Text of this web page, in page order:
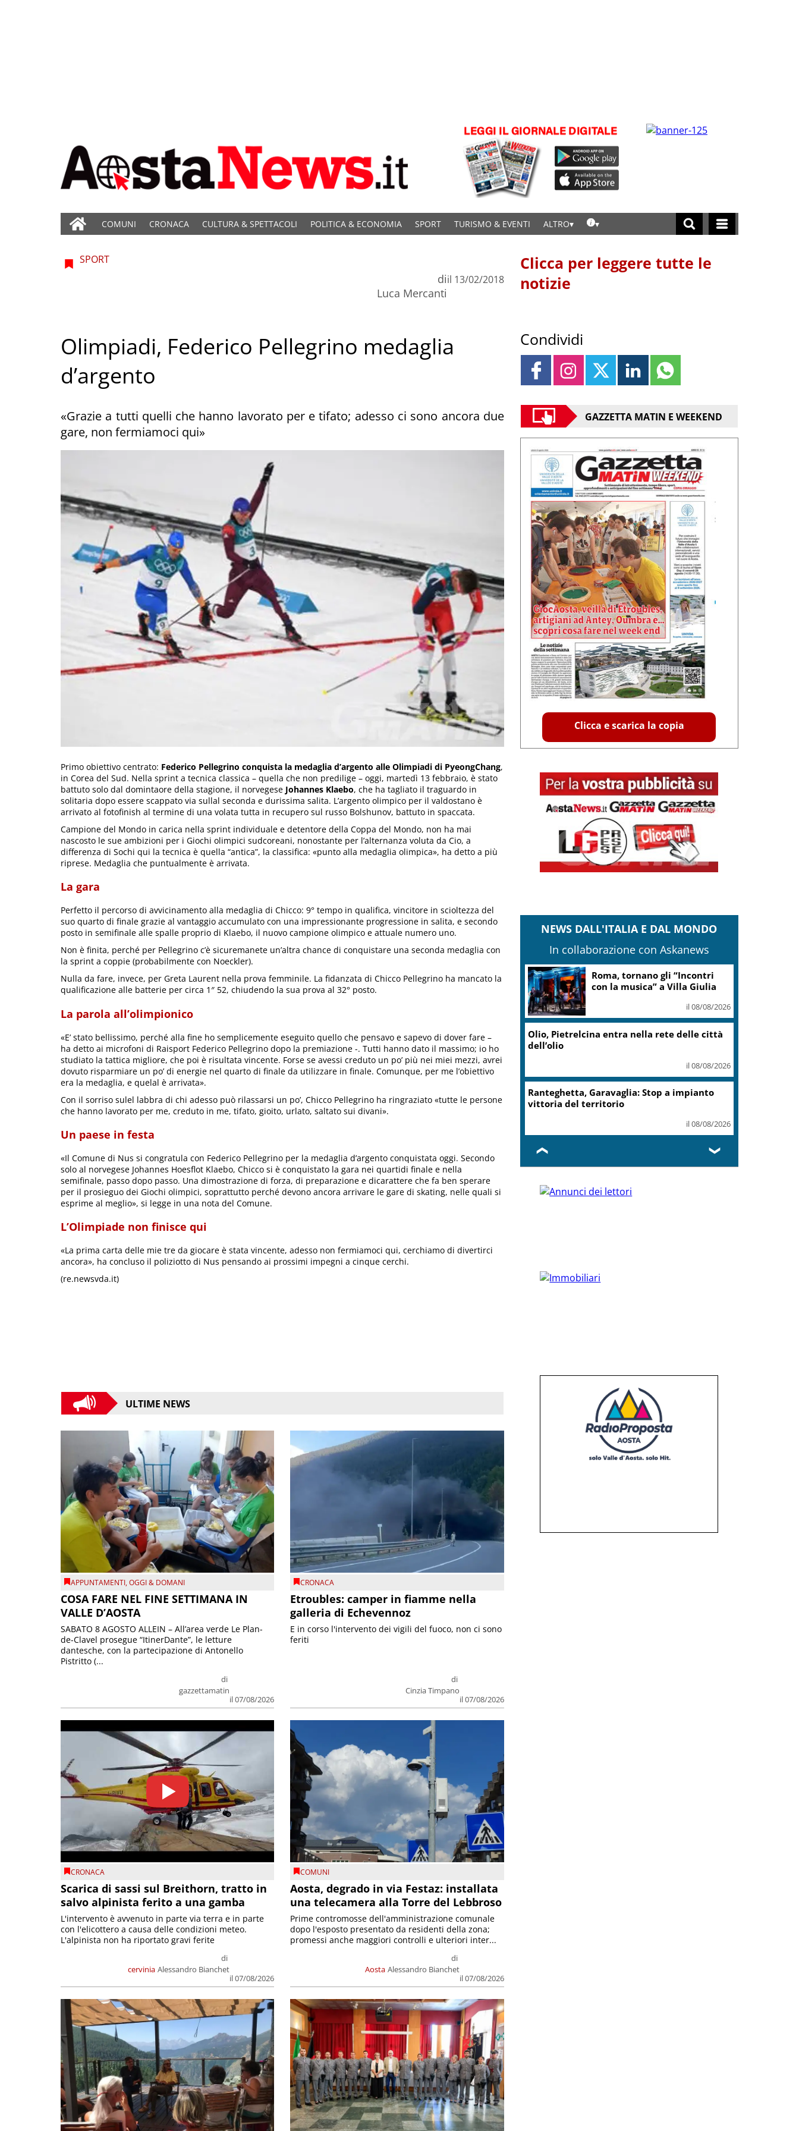
COMUNI CRONACA CULTURA & SPETTACOLI POLITICA & ECONOMIA SPORT TURISMO & EVENTI ALTRO
SPORT
di
Luca Mercanti
il 13/02/2018
Olimpiadi, Federico Pellegrino medaglia
d’argento
«Grazie a tutti quelli che hanno lavorato per e tifato; adesso ci sono ancora due
gare, non fermiamoci qui»
Primo obiettivo centrato: Federico Pellegrino conquista la medaglia d’argento alle Olimpiadi di PyeongChang,
in Corea del Sud. Nella sprint a tecnica classica – quella che non predilige – oggi, martedì 13 febbraio, è stato
battuto solo dal domintaore della stagione, il norvegese Johannes Klaebo, che ha tagliato il traguardo in
solitaria dopo essere scappato via sullal seconda e durissima salita. L’argento olimpico per il valdostano è
arrivato al fotofinish al termine di una volata tutta in recupero sul russo Bolshunov, battuto in spaccata.
Campione del Mondo in carica nella sprint individuale e detentore della Coppa del Mondo, non ha mai
nascosto le sue ambizioni per i Giochi olimpici sudcoreani, nonostante per l’alternanza voluta da Cio, a
differenza di Sochi qui la tecnica è quella “antica”, la classifica: «punto alla medaglia olimpica», ha detto a più
riprese. Medaglia che puntualmente è arrivata.
La gara
Perfetto il percorso di avvicinamento alla medaglia di Chicco: 9° tempo in qualifica, vincitore in scioltezza del
suo quarto di finale grazie al vantaggio accumulato con una impressionante progressione in salita, e secondo
posto in semifinale alle spalle proprio di Klaebo, il nuovo campione olimpico e attuale numero uno.
Non è finita, perché per Pellegrino c’è sicuremanete un’altra chance di conquistare una seconda medaglia con
la sprint a coppie (probabilmente con Noeckler).
Nulla da fare, invece, per Greta Laurent nella prova femminile. La fidanzata di Chicco Pellegrino ha mancato la
qualificazione alle batterie per circa 1″ 52, chiudendo la sua prova al 32° posto.
La parola all’olimpionico
«E’ stato bellissimo, perché alla fine ho semplicemente eseguito quello che pensavo e sapevo di dover fare –
ha detto ai microfoni di Raisport Federico Pellegrino dopo la premiazione -. Tutti hanno dato il massimo; io ho
studiato la tattica migliore, che poi è risultata vincente. Forse se avessi creduto un po’ più nei miei mezzi, avrei
dovuto risparmiare un po’ di energie nel quarto di finale da utilizzare in finale. Comunque, per me l’obiettivo
era la medaglia, e quelal è arrivata».
Con il sorriso sulel labbra di chi adesso può rilassarsi un po’, Chicco Pellegrino ha ringraziato «tutte le persone
che hanno lavorato per me, creduto in me, tifato, gioito, urlato, saltato sui divani».
Un paese in festa
«Il Comune di Nus si congratula con Federico Pellegrino per la medaglia d’argento conquistata oggi. Secondo
solo al norvegese Johannes Hoesflot Klaebo, Chicco si è conquistato la gara nei quartidi finale e nella
semifinale, passo dopo passo. Una dimostrazione di forza, di preparazione e dicarattere che fa ben sperare
per il prosieguo dei Giochi olimpici, soprattutto perché devono ancora arrivare le gare di skating, nelle quali si
esprime al meglio», si legge in una nota del Comune.
L’Olimpiade non finisce qui
«La prima carta delle mie tre da giocare è stata vincente, adesso non fermiamoci qui, cerchiamo di divertirci
ancora», ha concluso il poliziotto di Nus pensando ai prossimi impegni a cinque cerchi.
(re.newsvda.it)
ULTIME NEWS
APPUNTAMENTI,OGGI & DOMANI
COSA FARE NEL FINE SETTIMANA IN
VALLE D’AOSTA
di
gazzettamatin
il 07/08/2026
SABATO 8 AGOSTO ALLEIN – All’area verde Le Plan-
de-Clavel prosegue “ItinerDante”, le letture
dantesche, con la partecipazione di Antonello
Pistritto (...
CRONACA
Etroubles: camper in fiamme nella
galleria di Echevennoz
di
Cinzia Timpano
il 07/08/2026
E in corso l'intervento dei vigili del fuoco, non ci sono
feriti
CRONACA
Scarica di sassi sul Breithorn, tratto in
salvo alpinista ferito a una gamba
cervinia
di
Alessandro Bianchet
il 07/08/2026
L'intervento è avvenuto in parte via terra e in parte
con l'elicottero a causa delle condizioni meteo.
L'alpinista non ha riportato gravi ferite
COMUNI
Aosta, degrado in via Festaz: installata
una telecamera alla Torre del Lebbroso
Aosta
di
Alessandro Bianchet
il 07/08/2026
Prime contromosse dell'amministrazione comunale
dopo l'esposto presentato da residenti della zona;
promessi anche maggiori controlli e ulteriori inter...
Clicca per leggere tutte le
notizie
Condividi
GAZZETTA MATIN E WEEKEND
Clicca e scarica la copia
NEWS DALL'ITALIA E DAL MONDO
In collaborazione con Askanews
Roma, tornano gli “Incontri
con la musica” a Villa Giulia
il 08/08/2026
Olio, Pietrelcina entra nella rete delle città
dell’olio
il 08/08/2026
Ranteghetta, Garavaglia: Stop a impianto
vittoria del territorio
il 08/08/2026
❮ ❯